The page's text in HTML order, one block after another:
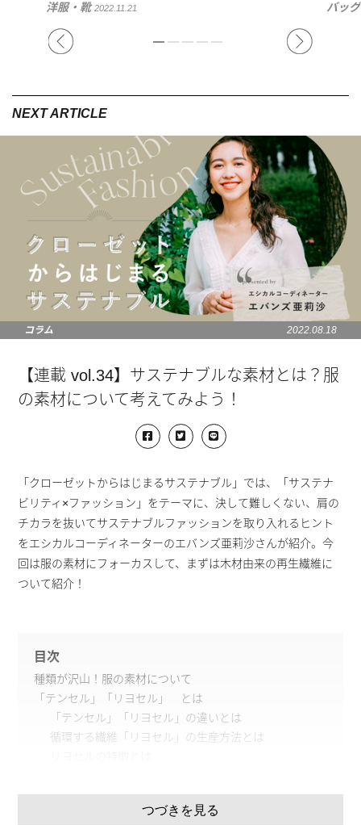
洋服・靴 2022.11.21 バッグ
コラム 2022.08.18
【連載 vol.34】サステナブルな素材とは？服
の素材について考えてみよう！
「クローゼットからはじまるサステナブル」では、「サステナ
ビリティ×ファッション」をテーマに、決して難しくない、肩の
チカラを抜いてサステナブルファッションを取り入れるヒント
をエシカルコーディネーターのエバンズ亜莉沙さんが紹介。今
回は服の素材にフォーカスして、まずは木材由来の再生繊維に
ついて紹介！
目次
種類が沢山！服の素材について
「テンセル」「リヨセル」 とは
「テンセル」「リヨセル」の違いとは
循環する繊維「リヨセル」の生産方法とは
テンセル™リヨセル繊維を使っているブランド
つづきを見る